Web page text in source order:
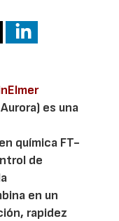
es una
química FT-
de
en un
rapidez